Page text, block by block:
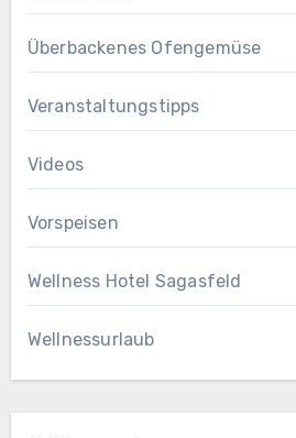
Überbackenes Ofengemüse
Veranstaltungstipps
Videos
Vorspeisen
Wellness Hotel Sagasfeld
Wellnessurlaub